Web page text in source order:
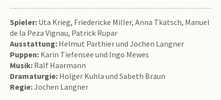
Spieler: Uta Krieg, Friedericke Miller, Anna Tkatsch, Manuel
de la Peza Vignau, Patrick Rupar
Ausstattung: Helmut Parthier und Jochen Langner
Puppen: Karin Tiefensee und Ingo Mewes
Musik: Ralf Haarmann
Dramaturgie: Holger Kuhla und Sabeth Braun
Regie:Jochen Langner